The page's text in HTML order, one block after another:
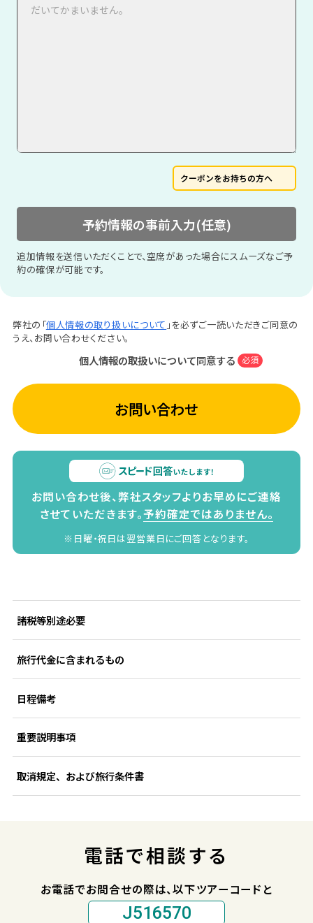
クーポンをお持ちの方へ
予約情報の事前入力(任意)
追加情報を送信いただくことで、空席があった場合にスムーズなご予
約の確保が可能です。
弊社の「個人情報の取り扱いについて 」を必ずご一読いただきご同意の
うえ、お問い合わせください。
個人情報の取扱いについて同意する 必須
お問い合わせ
お問い合わせ後、弊社スタッフよりお早めにご連絡
させていただきます。予約確定ではありません。
※日曜・祝日は翌営業日にご回答となります。
諸税等別途必要
旅行代金に含まれるもの
日程備考
重要説明事項
取消規定、および旅行条件書
電話で相談する
お電話でお問合せの際は、以下ツアーコードと
J516570